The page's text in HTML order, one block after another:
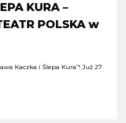
KURA –
POLSKA w
Kaczka i Ślepa Kura”! Już 27